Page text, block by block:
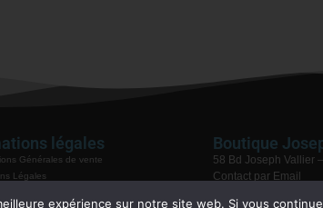
légales
Générales de vente
Légales
Boutique
58 Bd Joseph Vallier
Contact par Email
expérience sur notre site web. Si vous